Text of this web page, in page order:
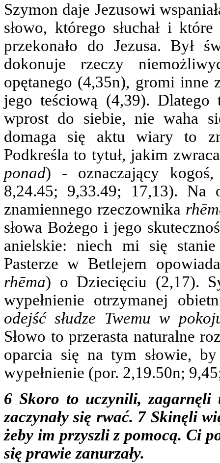
Szymon daje Jezusowi
słowo, którego słuchał i
przekonało do Jezusa. Był
dokonuje rzeczy
opętanego (4,35n), gromi inne
jego teściową (4,39). Dlatego
wprost do siebie, nie waha
domaga się aktu wiary to
Podkreśla to tytuł, jakim
ponad) ‑ oznaczający
8,24.45; 9,33.49; 17,13). Na
znamiennego rzeczownika
słowa Bożego i jego
anielskie: niech mi się
Pasterze w Betlejem
rhēma) o Dziecięciu (2,17).
wypełnienie otrzymanej
odejść słudze Twemu w
Słowo to przerasta naturalne
oparcia się na tym słowie,
wypełnienie (por. 2,19.50n;
6 Skoro to uczynili,
zaczynały się rwać. 7 Skinęli
żeby im przyszli z pomocą. Ci
się prawie zanurzały.